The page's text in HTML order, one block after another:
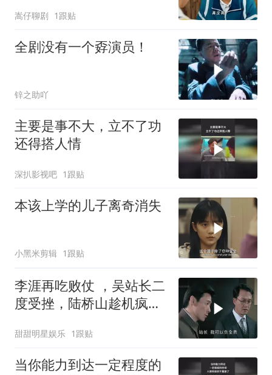
嵩仔聊剧 1跟贴
全剧没有一个孬演员！
锌之助吖
主要是事不大，立不了功
还得搭人情
深扒影视吧 1跟贴
本该上学的儿子离奇消失
小黑米剪辑 1跟贴
李涯再吃败仗 ，吴站长二
度受挫，陆桥山趁机疯狂
甜甜明星娱乐 1跟贴
当你能力到达一定程度的